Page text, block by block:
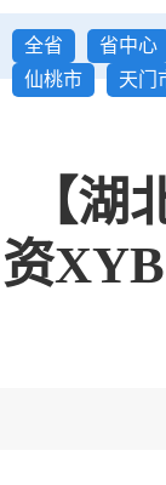
全省 省中心
仙桃市
天门
【
资